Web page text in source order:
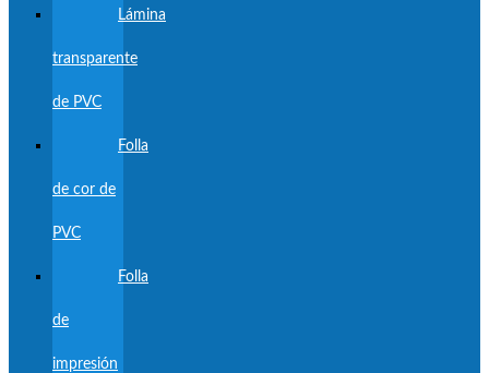
Lámina
transparente
de PVC
Folla
de cor de
PVC
Folla
de
impresión